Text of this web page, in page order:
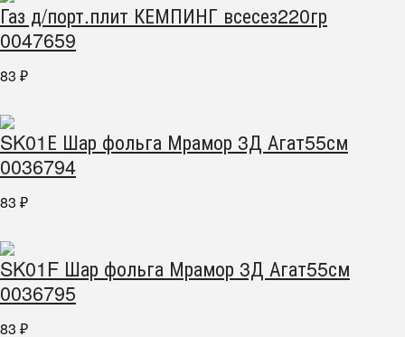
Газ д/порт.плит КЕМПИНГ всесез220гр
0047659
83 ₽
SK01Е Шар фольга Мрамор 3Д Агат55см
0036794
83 ₽
SK01F Шар фольга Мрамор 3Д Агат55см
0036795
83 ₽